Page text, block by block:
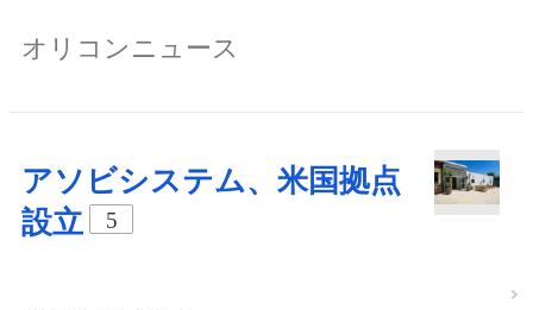
オリコンニュース
アソビシステム、米国拠点
設立
5